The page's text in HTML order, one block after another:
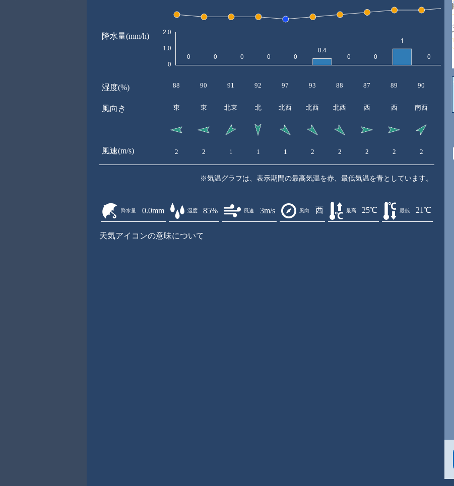
降水量(mm/h)
湿度(%)
風向き
風速(m/s)
88 90 91 92 97 93 88 87 89 90
東 東 北東 北 北西 北西 北西 西 西 南西
2 2 1 1 1 2 2 2 2 2
※気温グラフは、表示期間の最高気温を赤、最低気温を青としています。
降水量 0.0mm 湿度 85% 風速 3m/s 風向 西 最高 25℃ 最低 21℃
天気アイコンの意味について